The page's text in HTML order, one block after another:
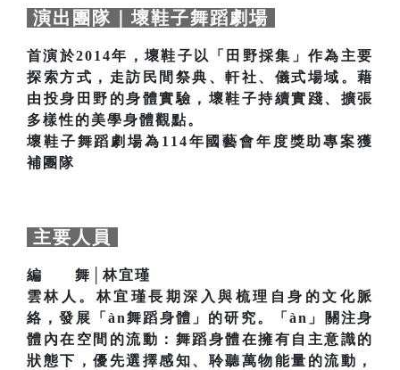
演出團隊｜壞鞋子舞蹈劇場
首演於2014年，壞鞋子以「田野採集」作為主要
探索方式，走訪民間祭典、軒社、儀式場域。藉
由投身田野的身體實驗，壞鞋子持續實踐、擴張
多樣性的美學身體觀點。
壞鞋子舞蹈劇場為114年國藝會年度獎助專案獲
補團隊
主要人員
編 舞│林宜瑾
雲林人。林宜瑾長期深入與梳理自身的文化脈
絡，發展「àn舞蹈身體」的研究。「àn」關注身
體內在空間的流動：舞蹈身體在擁有自主意識的
狀態下，優先選擇感知、聆聽萬物能量的流動，